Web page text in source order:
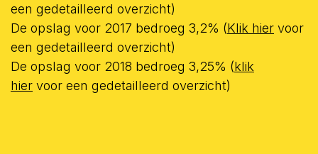
een gedetailleerd overzicht)
De opslag voor 2017 bedroeg 3,2% (Klik hier voor
een gedetailleerd overzicht)
De opslag voor 2018 bedroeg 3,25% (klik
hier voor een gedetailleerd overzicht)